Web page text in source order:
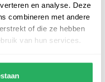
en analyse. Deze
combineren met andere
of die ze hebben
van hun services.
uithouderstang met
in te korten zodat
bedrukte baniervlaggen
is verkrijgbaar in 4
naadloos aansluit op jouw